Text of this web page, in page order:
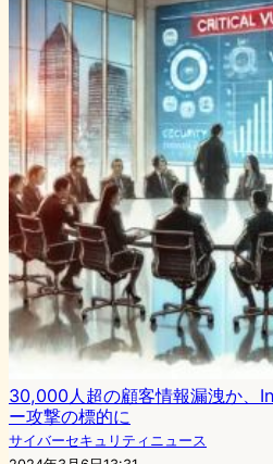
30,000人超の顧客情報漏洩か、
ー攻撃の標的に
サイバーセキュリティニュース